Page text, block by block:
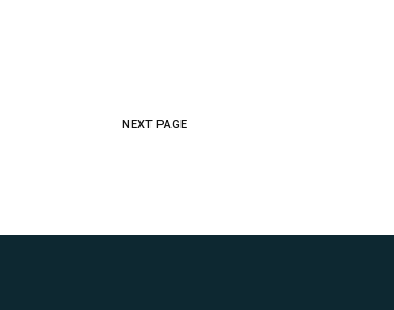
NEXT PAGE